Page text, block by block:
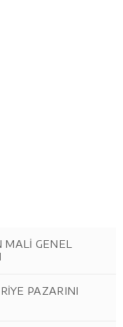
MALİ GENEL
PAZARINI